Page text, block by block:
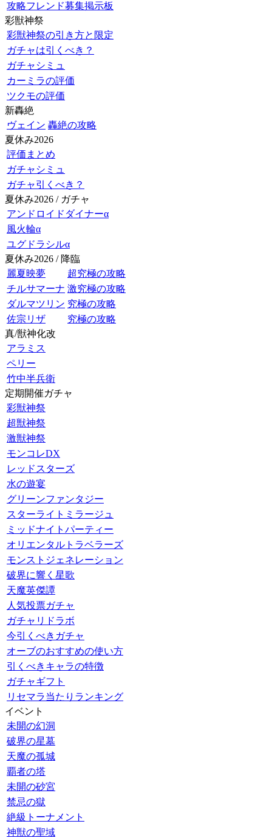
攻略フレンド募集掲示板
彩獣神祭
彩獣神祭の引き方と限定
ガチャは引くべき？
ガチャシミュ
カーミラの評価
ツクモの評価
新轟絶
ヴェイン 轟絶の攻略
夏休み2026
評価まとめ
ガチャシミュ
ガチャ引くべき？
夏休み2026 / ガチャ
アンドロイドダイナーα
風火輪α
ユグドラシルα
夏休み2026 / 降臨
麗夏映夢
超究極の攻略
チルサマーナ 激究極の攻略
ダルマツリン 究極の攻略
佐宗リザ
究極の攻略
真/獣神化改
アラミス
ペリー
竹中半兵衛
定期開催ガチャ
彩獣神祭
超獣神祭
激獣神祭
モンコレDX
レッドスターズ
水の遊宴
グリーンファンタジー
スターライトミラージュ
ミッドナイトパーティー
オリエンタルトラベラーズ
モンストジェネレーション
破界に響く星歌
天魔英傑譚
人気投票ガチャ
ガチャリドラボ
今引くべきガチャ
オーブのおすすめの使い方
引くべきキャラの特徴
ガチャギフト
リセマラ当たりランキング
イベント
未開の幻洞
破界の星墓
天魔の孤城
覇者の塔
未開の砂宮
禁忌の獄
絶級トーナメント
神獣の聖域